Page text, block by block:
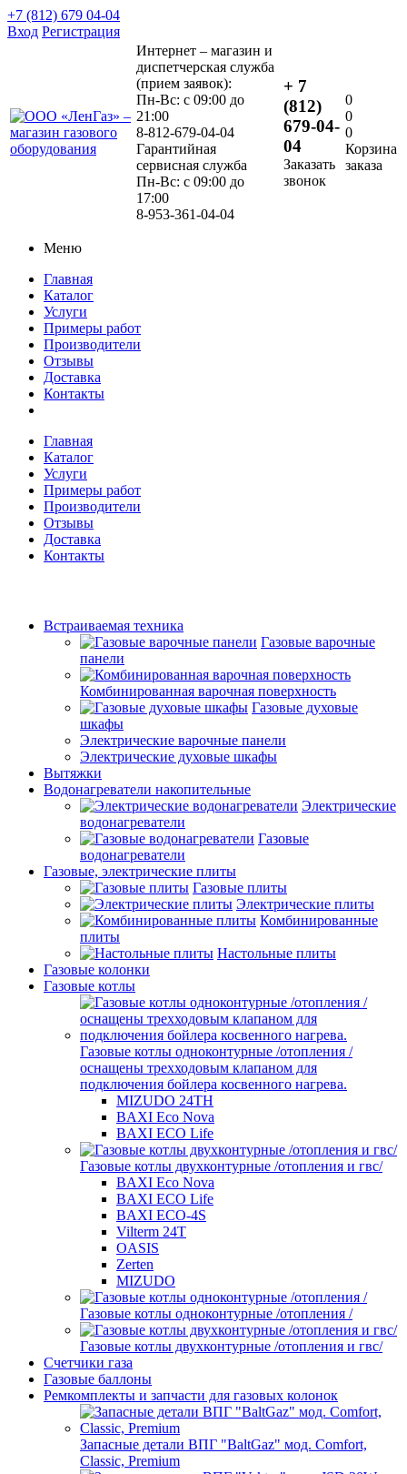
+7 (812) 679 04-04
Вход Регистрация
Интернет – магазин и
диспетчерская служба
(прием заявок):
Пн-Вс: с 09:00 до
21:00
8-812-679-04-04
Гарантийная
сервисная служба
Пн-Вс: с 09:00 до
17:00
8-953-361-04-04
+ 7
(812)
679-04-
04
Заказать
звонок
0
0
0
Корзина
заказа
Меню
Главная
Каталог
Услуги
Примеры работ
Производители
Отзывы
Доставка
Контакты
Главная
Каталог
Услуги
Примеры работ
Производители
Отзывы
Доставка
Контакты
Встраиваемая техника
Газовые варочные
панели
Комбинированная варочная поверхность
Газовые духовые
шкафы
Электрические варочные панели
Электрические духовые шкафы
Вытяжки
Водонагреватели накопительные
Электрические
водонагреватели
Газовые
водонагреватели
Газовые, электрические плиты
Газовые плиты
Электрические плиты
Комбинированные
плиты
Настольные плиты
Газовые колонки
Газовые котлы
Газовые котлы одноконтурные /отопления /
оснащены трехходовым клапаном для
подключения бойлера косвенного нагрева.
MIZUDO 24TН
BAXI Eco Nova
BAXI ECO Life
Газовые котлы двухконтурные /отопления и гвс/
BAXI Eco Nova
BAXI ECO Life
BAXI ECO-4S
Vilterm 24T
OASIS
Zerten
MIZUDO
Газовые котлы одноконтурные /отопления /
Газовые котлы двухконтурные /отопления и гвс/
Счетчики газа
Газовые баллоны
Ремкомплекты и запчасти для газовых колонок
Запасные детали ВПГ "BaltGaz" мод. Comfort,
Classic, Premium